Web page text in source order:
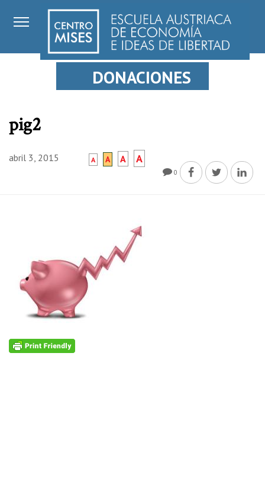
DONACIONES
pig2
abril 3, 2015 A A A A
0